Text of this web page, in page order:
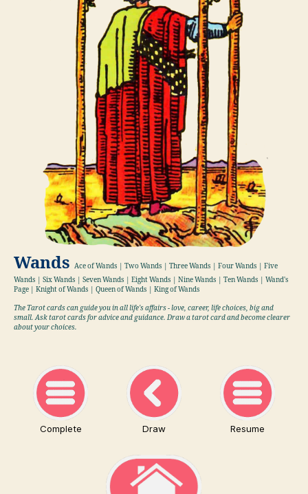
Wands Ace of Wands | Two Wands | Three Wands | Four Wands | Five
Wands | Six Wands | Seven Wands | Eight Wands | Nine Wands | Ten Wands | Wand's
Page | Knight of Wands | Queen of Wands | King of Wands
The Tarot cards can guide you in all life's affairs - love, career, life choices, big and
small. Ask tarot cards for advice and guidance. Draw a tarot card and become clearer
about your choices.
Complete Draw Resume